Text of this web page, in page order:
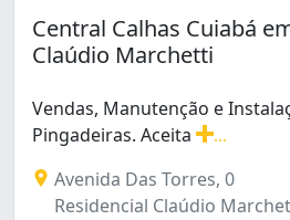
Central Calhas Cuiabá
Claúdio Marchetti
Vendas, Manutenção e
Pingadeiras. Aceita
Avenida Das Torres, 0
Residencial Claúdio